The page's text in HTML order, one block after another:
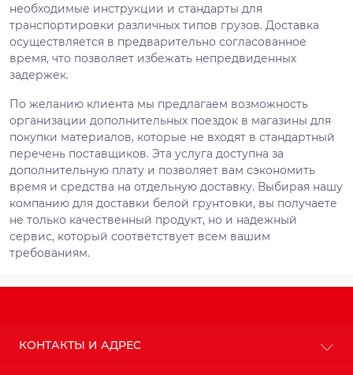
необходимые инструкции и стандарты для
транспортировки различных типов грузов. Доставка
осуществляется в предварительно согласованное
время, что позволяет избежать непредвиденных
задержек.
По желанию клиента мы предлагаем возможность
организации дополнительных поездок в магазины для
покупки материалов, которые не входят в стандартный
перечень поставщиков. Эта услуга доступна за
дополнительную плату и позволяет вам сэкономить
время и средства на отдельную доставку. Выбирая нашу
компанию для доставки белой грунтовки, вы получаете
не только качественный продукт, но и надежный
сервис, который соответствует всем вашим
требованиям.
КОНТАКТЫ И АДРЕС